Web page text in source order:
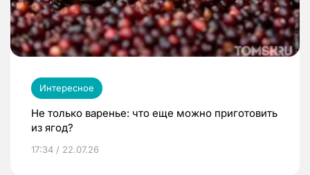
Интересное
Не только варенье: что еще можно приготовить
из ягод?
17:34 / 22.07.26